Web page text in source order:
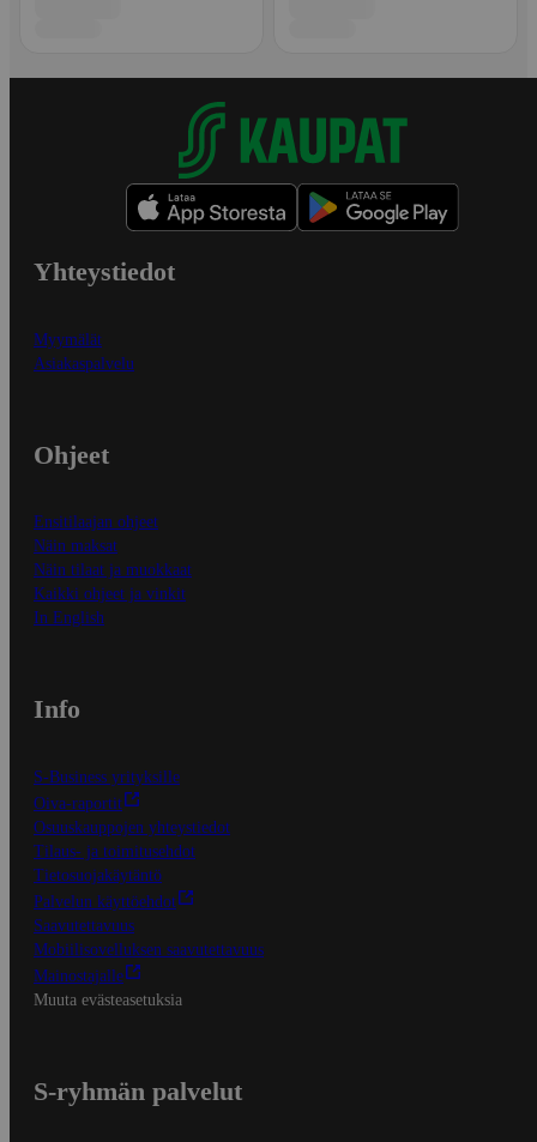
Yhteystiedot
Myymälät
Asiakaspalvelu
Ohjeet
Ensitilaajan ohjeet
Näin maksat
Näin tilaat ja muokkaat
Kaikki ohjeet ja vinkit
In English
Info
S-Business yrityksille
Oiva-raportit
Osuuskauppojen yhteystiedot
Tilaus- ja toimitusehdot
Tietosuojakäytäntö
Palvelun käyttöehdot
Saavutettavuus
Mobiilisovelluksen saavutettavuus
Mainostajalle
Muuta evästeasetuksia
S-ryhmän palvelut